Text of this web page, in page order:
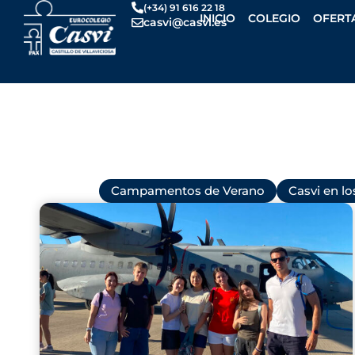
contenido
(+34) 91 616 22 18
casvi@casvi.es
INICIO COLEGIO
Campamentos de Verano Casvi en